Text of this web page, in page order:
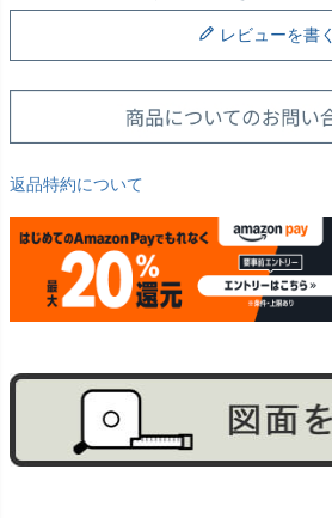
レビューを書く
返品特約について